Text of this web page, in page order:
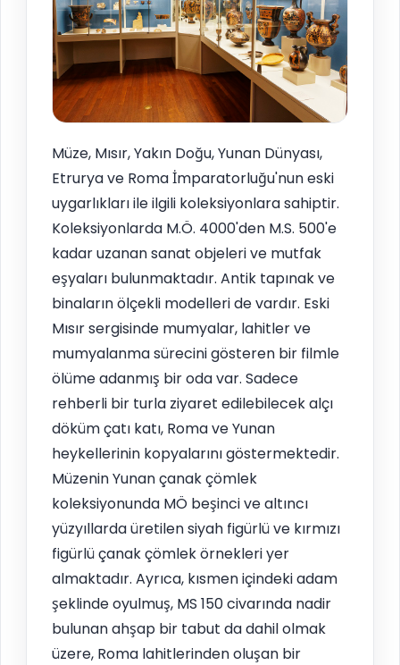
Müze, Mısır, Yakın Doğu, Yunan Dünyası,
Etrurya ve Roma İmparatorluğu'nun eski
uygarlıkları ile ilgili koleksiyonlara sahiptir.
Koleksiyonlarda M.Ö. 4000'den M.S. 500'e
kadar uzanan sanat objeleri ve mutfak
eşyaları bulunmaktadır. Antik tapınak ve
binaların ölçekli modelleri de vardır. Eski
Mısır sergisinde mumyalar, lahitler ve
mumyalanma sürecini gösteren bir filmle
ölüme adanmış bir oda var. Sadece
rehberli bir turla ziyaret edilebilecek alçı
döküm çatı katı, Roma ve Yunan
heykellerinin kopyalarını göstermektedir.
Müzenin Yunan çanak çömlek
koleksiyonunda MÖ beşinci ve altıncı
yüzyıllarda üretilen siyah figürlü ve kırmızı
figürlü çanak çömlek örnekleri yer
almaktadır. Ayrıca, kısmen içindeki adam
şeklinde oyulmuş, MS 150 civarında nadir
bulunan ahşap bir tabut da dahil olmak
üzere, Roma lahitlerinden oluşan bir